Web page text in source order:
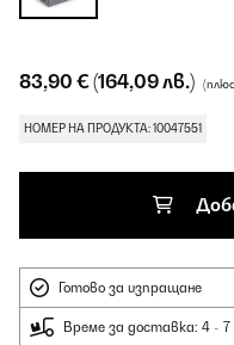
83,90 €(164,09 лв.)
НОМЕР НА ПРОДУКТА: 10047551
Готово за изпращане
Време за доставка: 4 -